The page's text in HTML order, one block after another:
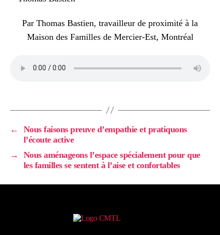
Par Thomas Bastien, travailleur de proximité à la
Maison des Familles de Mercier-Est, Montréal
←
Nous faisons preuve d’empathie et pratiquons
l’écoute active
→
Nous aménageons l’espace spécialement pour que
les familles se sentent à l’aise et confortables